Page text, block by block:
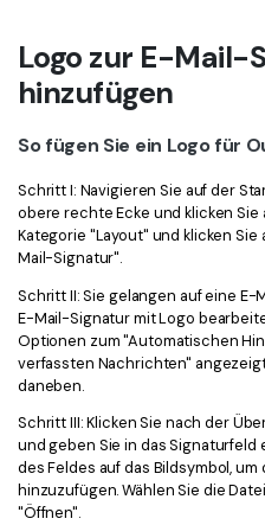
Gesundheitswesen
Veröffentlichung
Freiberufler
Alle PDF-Funktionen
Bewertungen
Sehen Sie, was unsere
Kostenlose PDF-Vorlagen
Bearbeiten, Drucken und
PDF-Wissen
PDF-bezogene
Download-Zentrum
Laden Sie die
Logo zur E-Mail-
hinzufügen
So fügen Sie ein Logo für
Schritt I: Navigieren Sie auf der
obere rechte Ecke und klicken
Kategorie "Layout" und klicken
Mail-Signatur".
Schritt II: Sie gelangen auf eine
E-Mail-Signatur mit Logo
Optionen zum "Automatischen
verfassten Nachrichten"
daneben.
Schritt III: Klicken Sie nach der
und geben Sie in das Signaturfeld
des Feldes auf das Bildsymbol,
hinzuzufügen. Wählen Sie die
"Öffnen".